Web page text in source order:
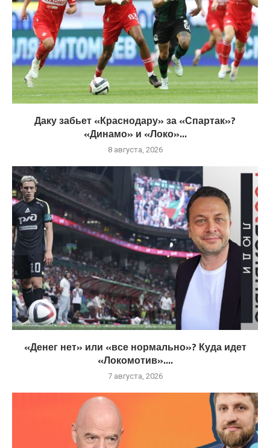
Даку забьет «Краснодару» за «Спартак»?
«Динамо» и «Локо»...
8 августа, 2026
«Денег нет» или «все нормально»? Куда идет
«Локомотив»....
7 августа, 2026